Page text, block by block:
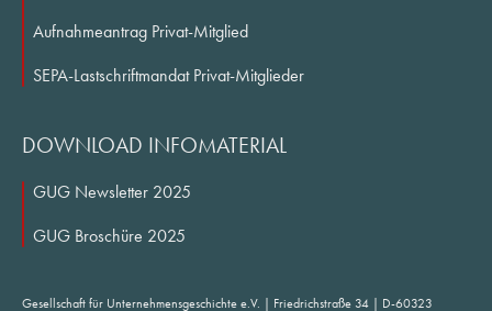
Publications
Journal of Business History
Scientific Symposia
Services
Teilnehmen#OeffentlicheVortragsveranstaltung
Aufnahmeantrag Privat-Mitglied
SEPA-Lastschriftmandat Privat-Mitglieder
DOWNLOAD INFOMATERIAL
GUG Newsletter 2025
GUG Broschüre 2025
Gesellschaft für Unternehmensgeschichte e.V. | Friedrichstraße 34 | D-60323